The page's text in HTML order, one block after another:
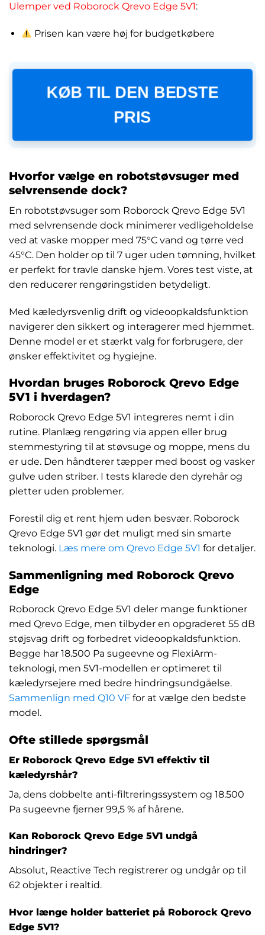
Ulemper ved Roborock Qrevo Edge 5V1:
Prisen kan være høj for budgetkøbere
KØB TIL DEN BEDSTE
PRIS
Hvorfor vælge en robotstøvsuger med
selvrensende dock?
En robotstøvsuger som Roborock Qrevo Edge 5V1
med selvrensende dock minimerer vedligeholdelse
ved at vaske mopper med 75°C vand og tørre ved
45°C. Den holder op til 7 uger uden tømning, hvilket
er perfekt for travle danske hjem. Vores test viste, at
den reducerer rengøringstiden betydeligt.
Med kæledyrsvenlig drift og videoopkaldsfunktion
navigerer den sikkert og interagerer med hjemmet.
Denne model er et stærkt valg for forbrugere, der
ønsker effektivitet og hygiejne.
Hvordan bruges Roborock Qrevo Edge
5V1 i hverdagen?
Roborock Qrevo Edge 5V1 integreres nemt i din
rutine. Planlæg rengøring via appen eller brug
stemmestyring til at støvsuge og moppe, mens du
er ude. Den håndterer tæpper med boost og vasker
gulve uden striber. I tests klarede den dyrehår og
pletter uden problemer.
Forestil dig et rent hjem uden besvær. Roborock
Qrevo Edge 5V1 gør det muligt med sin smarte
teknologi. Læs mere om Qrevo Edge 5V1 for detaljer.
Sammenligning med Roborock Qrevo
Edge
Roborock Qrevo Edge 5V1 deler mange funktioner
med Qrevo Edge, men tilbyder en opgraderet 55 dB
støjsvag drift og forbedret videoopkaldsfunktion.
Begge har 18.500 Pa sugeevne og FlexiArm-
teknologi, men 5V1-modellen er optimeret til
kæledyrsejere med bedre hindringsundgåelse.
Sammenlign med Q10 VF for at vælge den bedste
model.
Ofte stillede spørgsmål
Er Roborock Qrevo Edge 5V1 effektiv til
kæledyrshår?
Ja, dens dobbelte anti-filtreringssystem og 18.500
Pa sugeevne fjerner 99,5 % af hårene.
Kan Roborock Qrevo Edge 5V1 undgå
hindringer?
Absolut, Reactive Tech registrerer og undgår op til
62 objekter i realtid.
Hvor længe holder batteriet på Roborock Qrevo
Edge 5V1?